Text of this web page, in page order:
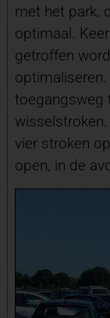
met het park,
optimaal.
getroffen
toegangsweg
vier stroken
open, in de